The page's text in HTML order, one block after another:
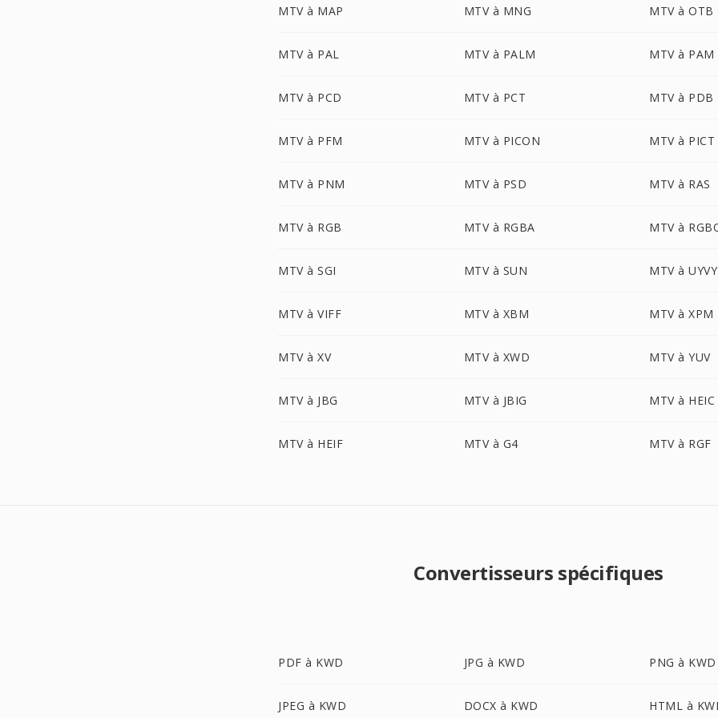
MTV à MAP MTV à MNG MTV à OTB
MTV à PAL MTV à PALM MTV à PAM
MTV à PCD MTV à PCT MTV à PDB
MTV à PFM MTV à PICON MTV à PICT
MTV à PNM MTV à PSD MTV à RAS
MTV à RGB MTV à RGBA MTV à
MTV à SGI MTV à SUN MTV à UYVY
MTV à VIFF MTV à XBM MTV à XPM
MTV à XV MTV à XWD MTV à YUV
MTV à JBG MTV à JBIG MTV à HEIC
MTV à HEIF MTV à G4 MTV à RGF
Convertisseurs spécifiques
PDF à KWD JPG à KWD PNG à KWD
JPEG à KWD DOCX à KWD HTML à